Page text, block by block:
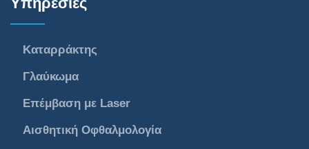
Καταρράκτης
Γλαύκωμα
Επέμβαση με Laser
Αισθητική Οφθαλμολογία